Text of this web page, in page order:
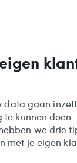
gaan
kunnen doen.
we drie
met je eigen